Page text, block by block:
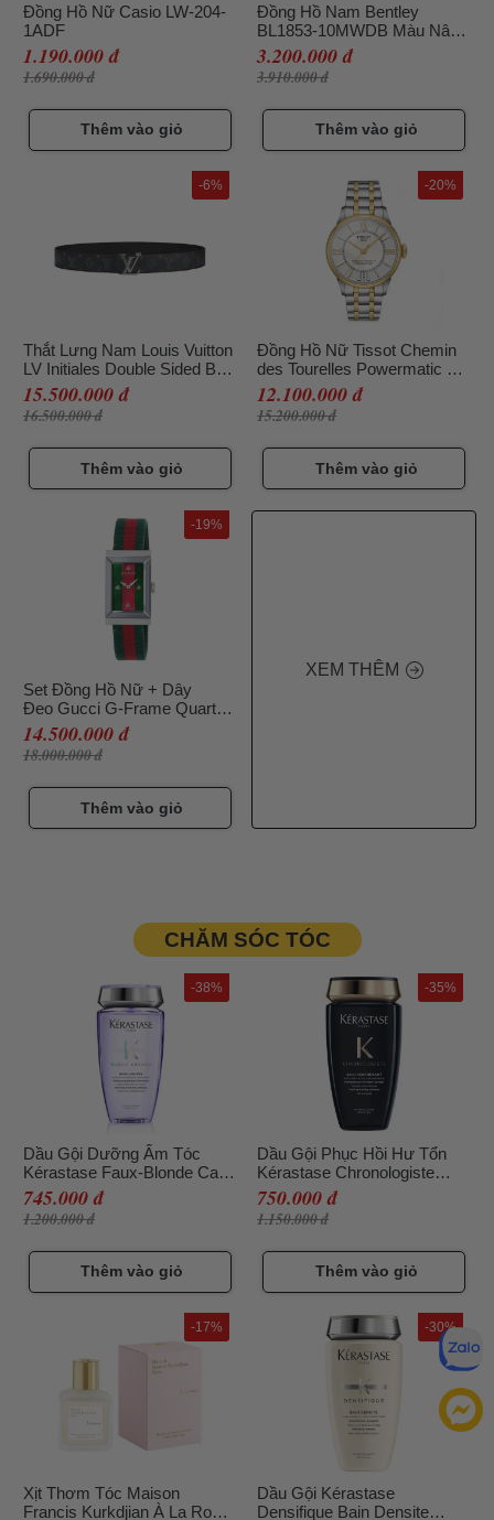
Đồng Hồ Nữ Casio LW-204-
1ADF
1.190.000 đ
1.690.000 đ
Thêm vào giỏ
Đồng Hồ Nam Bentley
BL1853-10MWDB Màu Nâu
Đen
3.200.000 đ
3.910.000 đ
Thêm vào giỏ
Thắt Lưng Nam Louis Vuitton
LV Initiales Double Sided Belt
M9043 Bản 4cm Màu Xám
Đen Size 95
15.500.000 đ
16.500.000 đ
-6%
Thêm vào giỏ
Đồng Hồ Nữ Tissot Chemin
des Tourelles Powermatic 80
Lady T099.207.22.118.00
Màu Bạc Vàng
12.100.000 đ
15.200.000 đ
-20%
Thêm vào giỏ
Set Đồng Hồ Nữ + Dây
Đeo Gucci G-Frame Quartz
Ladies Watch YA147404 Màu
Xanh Green
14.500.000 đ
18.000.000 đ
-19%
Thêm vào giỏ
XEM THÊM
CHĂM SÓC TÓC
Dầu Gội Dưỡng Ẩm Tóc
Kérastase Faux-Blonde Care
Bain Lumière Blond Absolu
250ml
745.000 đ
1.200.000 đ
-38%
Thêm vào giỏ
Dầu Gội Phục Hồi Hư Tổn
Kérastase Chronologiste
Bain Révitalisant 250ml
750.000 đ
1.150.000 đ
-35%
Thêm vào giỏ
Xịt Thơm Tóc Maison
Francis Kurkdjian À La Rose
-17%
Dầu Gội Kérastase
Densifique Bain Densite
-30%